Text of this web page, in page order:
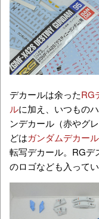
デカールは余ったRG
ルに加え、いつもの
ンデカール（赤やグ
どはガンダムデカー
転写デカール。RGデ
のロゴなども入って